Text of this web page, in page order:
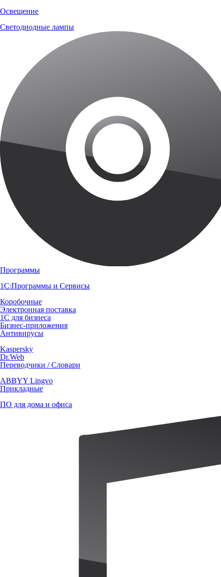
Освещение
Светодиодные лампы
Программы
1С:Программы и Сервисы
Коробочные
Электронная поставка
1С для бизнеса
Бизнес-приложения
Антивирусы
Kaspersky
Dr.Web
Переводчики / Словари
ABBYY Lingvo
Прикладные
ПО для дома и офиса